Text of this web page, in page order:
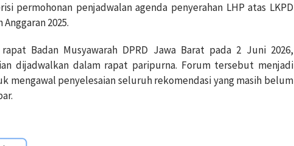
permohonan penjadwalan agenda penyerahan LHP atas LKPD
2025.
Badan Musyawarah DPRD Jawa Barat pada 2 Juni 2026,
dijadwalkan dalam rapat paripurna. Forum tersebut menjadi
mengawal penyelesaian seluruh rekomendasi yang masih belum